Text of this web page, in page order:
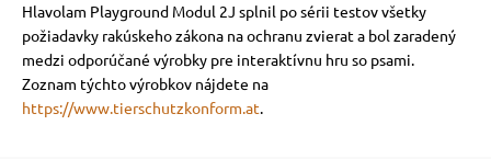
Hlavolam Playground Modul 2J splnil po sérii testov všetky
požiadavky rakúskeho zákona na ochranu zvierat a bol zaradený
medzi odporúčané výrobky pre interaktívnu hru so psami.
Zoznam týchto výrobkov nájdete na
https://www.tierschutzkonform.at.